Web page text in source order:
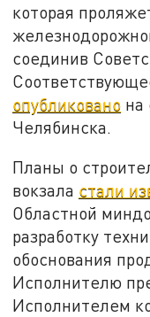
которая
соединив
опубликовано на
Челябинска.
Планы о
вокзала стали
Областной
разработку
обоснования
Исполнителю
Исполнителем